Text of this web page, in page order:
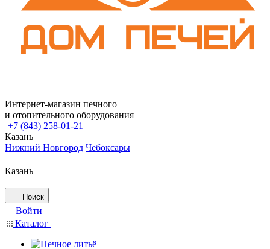
Интернет-магазин печного
и отопительного оборудования
+7 (843) 258-01-21
Казань
Нижний Новгород Чебоксары
Казань
Поиск
Войти
Каталог